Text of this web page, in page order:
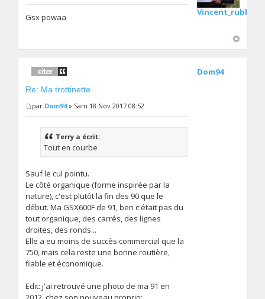
Gsx powaa Vincent_rubber
Re: Ma trottinette
par Dom94» Sam 18 Nov 2017 08:52
Terry a écrit:
Tout en courbe
Sauf le cul pointu.
Le côté organique (forme inspirée par la
nature), c'est plutôt la fin des 90 que le
début. Ma GSX600F de 91, ben c'était pas du
tout organique, des carrés, des lignes
droites, des ronds...
Elle a eu moins de succès commercial que la
750, mais cela reste une bonne routière,
fiable et économique.
Edit: j'ai retrouvé une photo de ma 91 en
Dom94